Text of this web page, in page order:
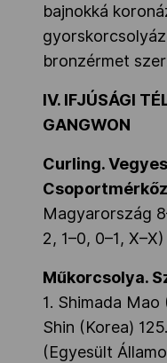
bajnokká
bronzérmet
IV. IFJÚSÁGI
GANGWON
Curling.
Magyarország
2, 1–0, 0–1, X–X)
Műkorcsolya.
1. Shimada Mao
Shin (Korea)
(Egyesült